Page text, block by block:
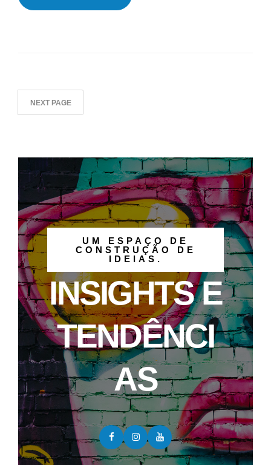
NEXT PAGE
UM ESPAÇO DE
CONSTRUÇÃO DE
IDEIAS.
INSIGHTS E
TENDÊNCI
AS